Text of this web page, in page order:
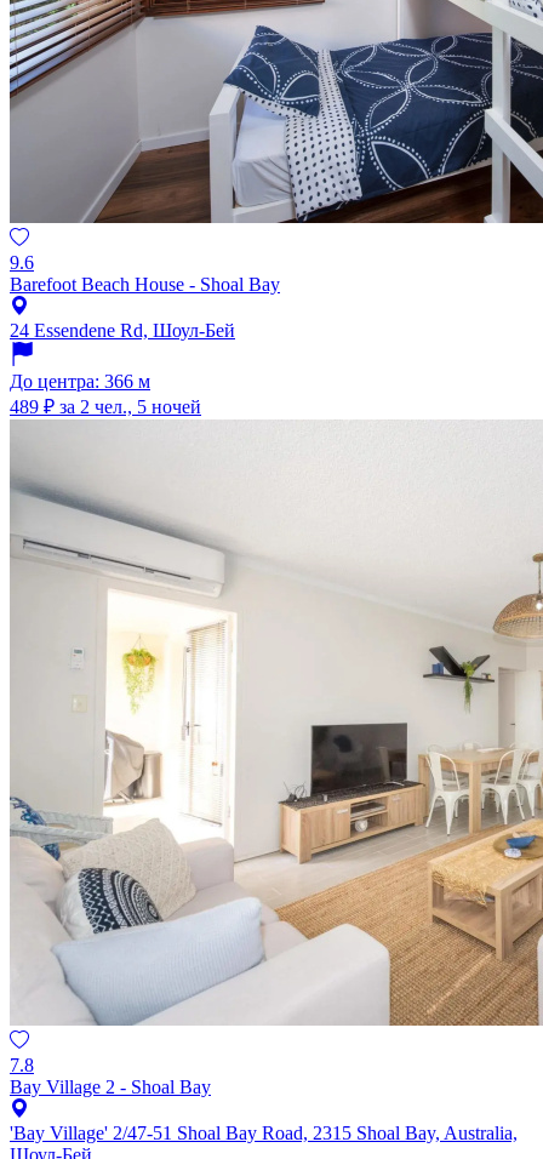
9.6
Barefoot Beach House - Shoal Bay
24 Essendene Rd, Шоул-Бей
До центра: 366 м
489 ₽ за 2 чел., 5 ночей
7.8
Bay Village 2 - Shoal Bay
'Bay Village' 2/47-51 Shoal Bay Road, 2315 Shoal Bay, Australia,